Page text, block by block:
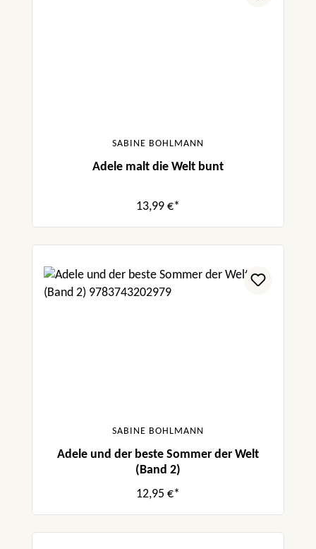
SABINE BOHLMANN
Adele malt die Welt bunt
13,99 €*
SABINE BOHLMANN
Adele und der beste Sommer der Welt
(Band 2)
12,95 €*